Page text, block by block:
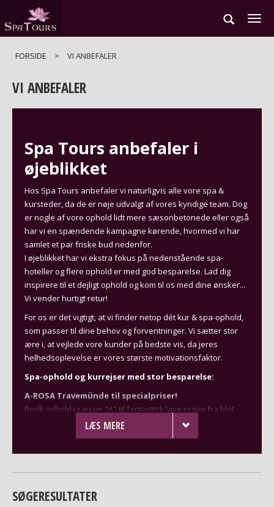
hovedindhold
FORSIDE > VI ANBEFALER
VI ANBEFALER
Spa Tours anbefaler i
øjeblikket
Hos Spa Tours anbefaler vi naturligvis alle vore spa &
kursteder, da de er nøje udvalgt af vores kyndige team. Dog
er nogle af vore ophold lidt mere sæsonbetonede eller også
har vi en spændende kampagne kørende, hvormed vi har
samlet et par friske bud nedenfor.
I øjeblikket har vi ekstra fokus på nedenstående spa-
hoteller og flere ophold er med god besparelse. Lad dig
inspirere til et dejligt ophold og kom til os med dine ønsker...
Vi vender hurtigt retur!
For os er det vigtigt, at vi finder netop dét kur & spa-ophold,
som passer til dine behov og forventninger. Vi sætter stor
ære i, at vejlede vore kunder på bedste vis, da jeres
helhedsoplevelse er vores største motivationsfaktor.
Spa-ophold og kurrejser med stor besparelse:
A-ROSA Travemünde til specialpriser!
Book ophold i sæson "A" til fantastisk lave priser fra blot
1.050 kr./person inkl. halvpension.
Se mere her
A-ROSA Sylt til specialpriser!
Book ophold i sæson "A" til fantastisk lave priser fra blot
Book ophold på skønne Das James til den meget lave pris på
LÆS MERE
SØGERESULTATER